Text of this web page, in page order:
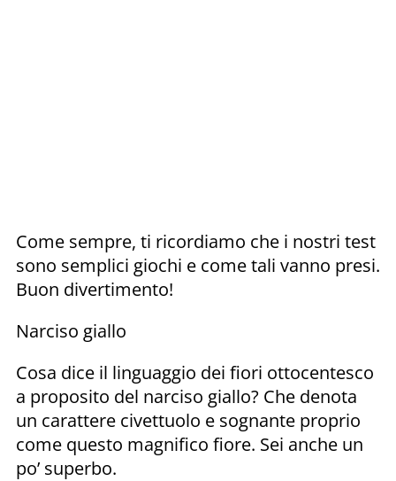
Come sempre, ti ricordiamo che i nostri test
sono semplici giochi e come tali vanno presi.
Buon divertimento!
Narciso giallo
Cosa dice il linguaggio dei fiori ottocentesco
a proposito del narciso giallo? Che denota
un carattere civettuolo e sognante proprio
come questo magnifico fiore. Sei anche un
po’ superbo.